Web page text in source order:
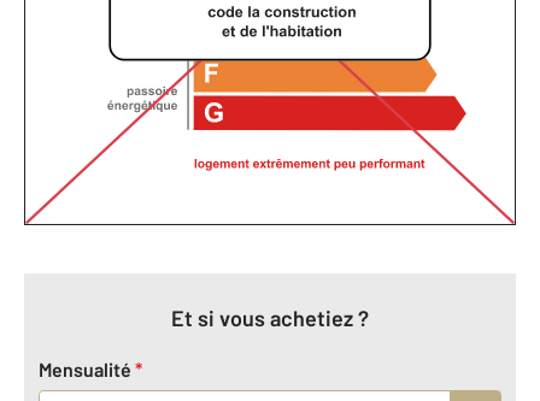
Et si vous achetiez ?
Mensualité *